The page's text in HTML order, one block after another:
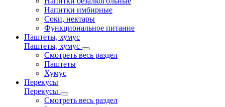
Напитки имбирные
Соки, нектары
Функциональное питание
Паштеты, хумус
Паштеты, хумус
Смотреть весь раздел
Паштеты
Хумус
Перекусы
Перекусы
Смотреть весь раздел